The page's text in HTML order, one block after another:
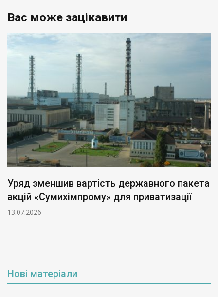
Вас може зацікавити
Уряд зменшив вартість державного пакета
акцій «Сумихімпрому» для приватизації
13.07.2026
Нові матеріали